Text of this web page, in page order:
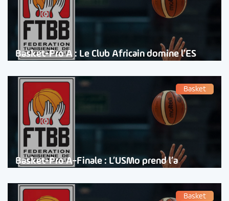
Basket-Pro A : Le Club Africain domine l’ES
Basket
Basket-Pro A-Finale : L’USMo prend l’a
Basket